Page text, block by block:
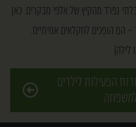
נפרד מהקיץ של אלפי מבקרים. כאן
הם הופכים לחקלאים אמיתיים.
לילה)
הפעילות לילדים